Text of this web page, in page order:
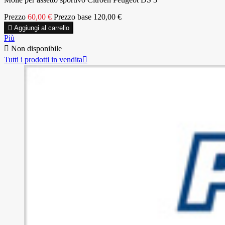
Prezzo 60,00 € Prezzo base 120,00 €
 Aggiungi al carrello
Più
 Non disponibile
Tutti i prodotti in vendita